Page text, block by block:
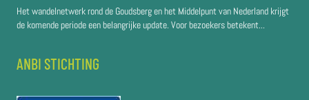
Het wandelnetwerk rond de Goudsberg en het Middelpunt van Nederland krijgt
de komende periode een belangrijke update. Voor bezoekers betekent...
ANBI STICHTING